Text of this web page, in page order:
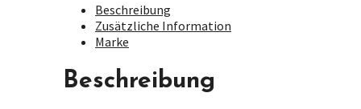
Beschreibung
Zusätzliche Information
Marke
Beschreibung